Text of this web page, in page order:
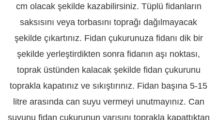
cm olacak şekilde kazabilirsiniz. Tüplü fidanların
saksısını veya torbasını toprağı dağılmayacak
şekilde çıkartınız. Fidan çukurunuza fidanı dik bir
şekilde yerleştirdikten sonra fidanın aşı noktası,
toprak üstünden kalacak şekilde fidan çukurunu
toprakla kapatınız ve sıkıştırınız. Fidan başına 5-15
litre arasında can suyu vermeyi unutmayınız. Can
suyunu fidan çukurunun yarısını toprakla kapattıktan